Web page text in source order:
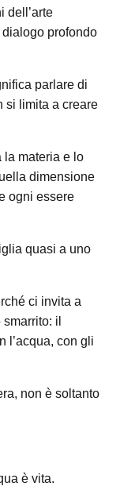
dell’arte
profondo
parlare di
si limita a creare
la materia e lo
dimensione
ogni essere
quasi a uno
ci invita a
il
l’acqua, con gli
non è soltanto
è vita.